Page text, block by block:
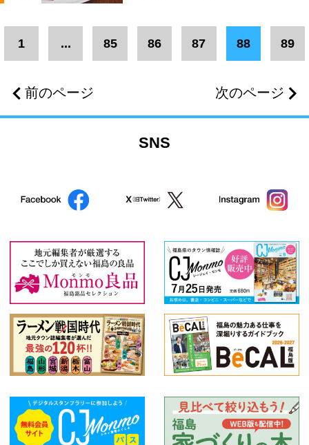
定食 洋菓子 和菓子
ジェラート・ソフトクリーム 肉
居酒屋 お子様ランチ 地酒
ワイン 焼酎 串焼き・焼き鳥
特産品 和食 創作料理
スイーツ うなぎ
2020年夏の宴会情報
絞り込む
前のページ
1 ... 85 86 87 88 89
次のページ
SNS